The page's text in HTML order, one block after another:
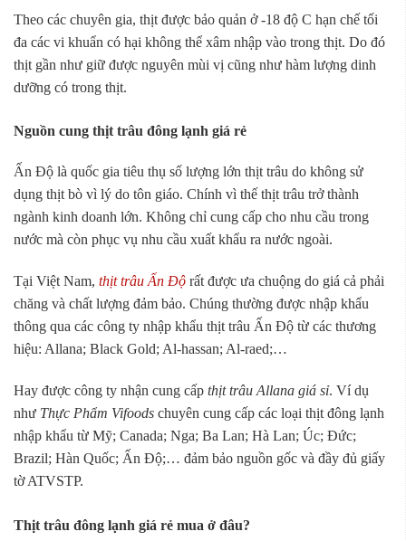
Theo các chuyên gia, thịt được bảo quản ở -18 độ C hạn chế tối
đa các vi khuẩn có hại không thể xâm nhập vào trong thịt. Do đó
thịt gần như giữ được nguyên mùi vị cũng như hàm lượng dinh
dưỡng có trong thịt.
Nguồn cung thịt trâu đông lạnh giá rẻ
Ấn Độ là quốc gia tiêu thụ số lượng lớn thịt trâu do không sử
dụng thịt bò vì lý do tôn giáo. Chính vì thế thịt trâu trở thành
ngành kinh doanh lớn. Không chỉ cung cấp cho nhu cầu trong
nước mà còn phục vụ nhu cầu xuất khẩu ra nước ngoài.
Tại Việt Nam, thịt trâu Ấn Độ rất được ưa chuộng do giá cả phải
chăng và chất lượng đảm bảo. Chúng thường được nhập khẩu
thông qua các công ty nhập khẩu thịt trâu Ấn Độ từ các thương
hiệu: Allana; Black Gold; Al-hassan; Al-raed;…
Hay được công ty nhận cung cấp thịt trâu Allana giá sỉ. Ví dụ
như Thực Phẩm Vifoods chuyên cung cấp các loại thịt đông lạnh
nhập khẩu từ Mỹ; Canada; Nga; Ba Lan; Hà Lan; Úc; Đức;
Brazil; Hàn Quốc; Ấn Độ;… đảm bảo nguồn gốc và đầy đủ giấy
tờ ATVSTP.
Thịt trâu đông lạnh giá rẻ mua ở đâu?